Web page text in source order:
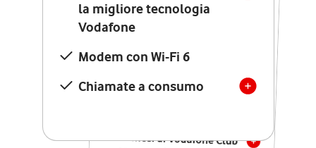
la migliore tecnologia
Vodafone
Modem con Wi-Fi 6
Chiamate a consumo
Vodafone
Modem Seven con Wi-Fi 7
Chiamate illimitate verso
numeri fissi e mobili
nazionali
12 mesi di Vodafone Club
con sconti ed esperienze
esclusive, poi si disattiva